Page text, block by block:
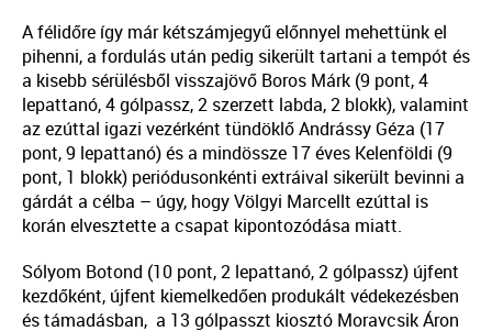
A félidőre így már kétszámjegyű előnnyel mehettünk el
pihenni, a fordulás után pedig sikerült tartani a tempót és
a kisebb sérülésből visszajövő Boros Márk (9 pont, 4
lepattanó, 4 gólpassz, 2 szerzett labda, 2 blokk), valamint
az ezúttal igazi vezérként tündöklő Andrássy Géza (17
pont, 9 lepattanó) és a mindössze 17 éves Kelenföldi (9
pont, 1 blokk) periódusonkénti extráival sikerült bevinni a
gárdát a célba – úgy, hogy Völgyi Marcellt ezúttal is
korán elvesztette a csapat kipontozódása miatt.
Sólyom Botond (10 pont, 2 lepattanó, 2 gólpassz) újfent
kezdőként, újfent kiemelkedően produkált védekezésben
és támadásban, a 13 gólpasszt kiosztó Moravcsik Áron